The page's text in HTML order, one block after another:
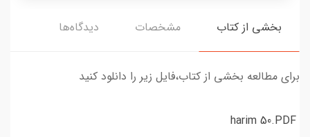
بخشی از کتاب مشخصات دیدگاه‌ها
برای مطالعه بخشی از کتاب،فایل زیر را دانلود کنید
harim 50.PDF